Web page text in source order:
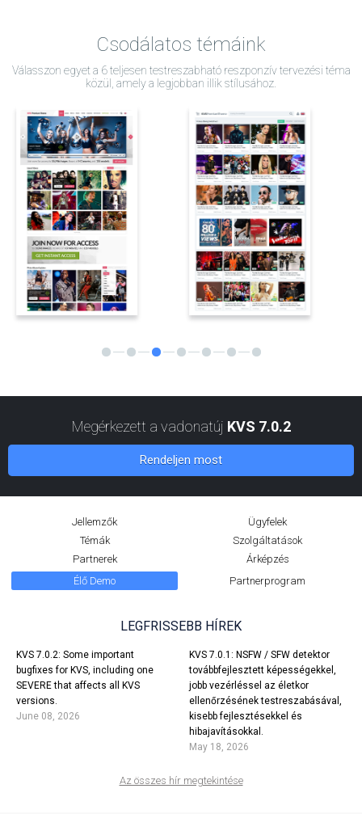
KVS 6.4.0 is available in alpha mode (only for new installations and
storage delivery logging, video repost feature, multi-dimensional
TÖBB
KVS v6.3.1 update is available for download
29 April, 2025
KVS v6.3.1 update: beta testing is finished, the update is now
available for general public. Big set of bugfixes for 6.3.0, and also
support for site GEO blocking.
2024
KVS 6.3.0 is available in alpha mode (only for new installations):
Project-wide background code changes, AVIF support in videos and
albums, better stats and charts, rotator satellite support, static files
2023
Csodálatos témáink
Válasszon egyet a 6 teljesen testreszabható reszponzív tervezési téma
közül, amely a legjobban illik stílusához.
Megérkezett a vadonatúj KVS 7.0.2
Rendeljen most
Jellemzők
Ügyfelek
Témák
Szolgáltatások
Partnerek
Árképzés
Élő Demo
Partnerprogram
LEGFRISSEBB HÍREK
KVS 7.0.2: Some important
bugfixes for KVS, including one
SEVERE that affects all KVS
versions.
June 08, 2026
KVS 7.0.1: NSFW / SFW detektor
továbbfejlesztett képességekkel,
jobb vezérléssel az életkor
ellenőrzésének testreszabásával,
kisebb fejlesztésekkel és
hibajavításokkal.
May 18, 2026
Az összes hír megtekintése